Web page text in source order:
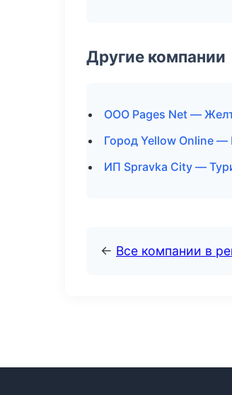
Другие компании
ООО Pages Net —
Город Yellow Online —
ИП Spravka City —
← Все компании в